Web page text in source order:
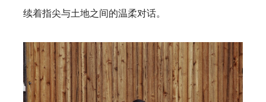
续着指尖与土地之间的温柔对话。